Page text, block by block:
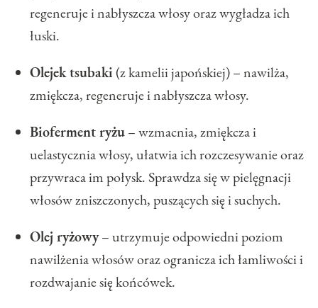
regeneruje i nabłyszcza włosy oraz wygładza ich
łuski.
Olejek tsubaki(z kamelii japońskiej) – nawilża,
zmiękcza, regeneruje i nabłyszcza włosy.
Bioferment ryżu– wzmacnia, zmiękcza i
uelastycznia włosy, ułatwia ich rozczesywanie oraz
przywraca im połysk. Sprawdza się w pielęgnacji
włosów zniszczonych, puszących się i suchych.
Olej ryżowy– utrzymuje odpowiedni poziom
nawilżenia włosów oraz ogranicza ich łamliwości i
rozdwajanie się końcówek.